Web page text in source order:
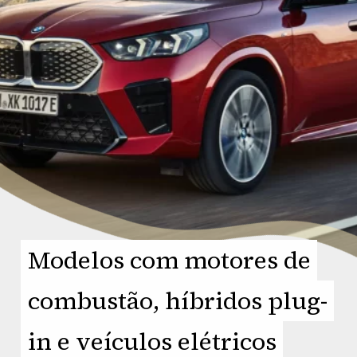
Modelos com motores de
combustão, híbridos plug-
in e veículos elétricos
Modelos com motores de
combustão, híbridos plug-
in e veículos elétricos